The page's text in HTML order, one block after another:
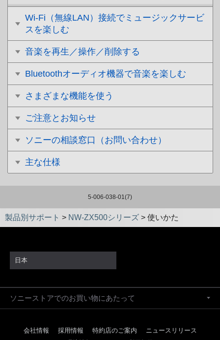
Wi-Fi（無線LAN）接続でミュージックサービ
スを楽しむ
音楽を再生／操作／削除する
Bluetoothオーディオ機器で音楽を楽しむ
さまざまな機能を使う
ご注意とお知らせ
ソニーの相談窓口（お問い合わせ）
主な仕様
5-006-038-01(7)
製品別サポート > NW-ZX500シリーズ > 使いかた
日本
ソニーストアでのお買い物にあたって
会社情報 採用情報 特約店のご案内
ニュースリリース